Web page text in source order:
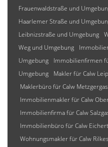
Frauenwaldstraße und
Haarlemer Straße und
Leibnizstraße und Umgebung
Weg und Umgebung
Umgebung
Immobilienfirmen
Umgebung
Makler für Calw
Maklerbüro für Calw
Immobilienmakler für Calw
Immobilienfirma für Calw
Immobilienbüro für Calw
Wohnungsmakler für Calw